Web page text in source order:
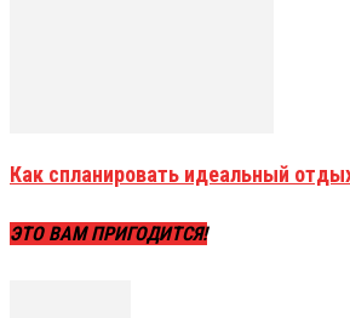
Как спланировать идеальный
ЭТО ВАМ ПРИГОДИТСЯ!